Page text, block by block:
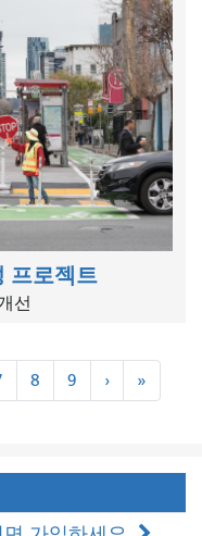
프로젝트
선
8 9 ›다
음
»마
지